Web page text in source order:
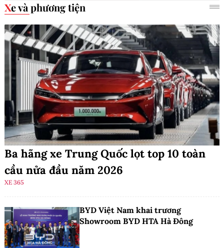
Xe và phương tiện
Ba hãng xe Trung Quốc lọt top 10 toàn
cầu nửa đầu năm 2026
XE 365
BYD Việt Nam khai trương
Showroom BYD HTA Hà Đông